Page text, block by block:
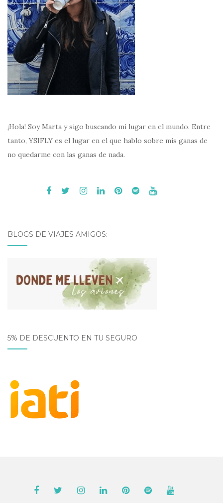
¡Hola! Soy Marta y sigo buscando mi lugar en el mundo. Entre
tanto, YSIFLY es el lugar en el que hablo sobre mis ganas de
no quedarme con las ganas de nada.
BLOGS DE VIAJES AMIGOS:
5% DE DESCUENTO EN TU SEGURO